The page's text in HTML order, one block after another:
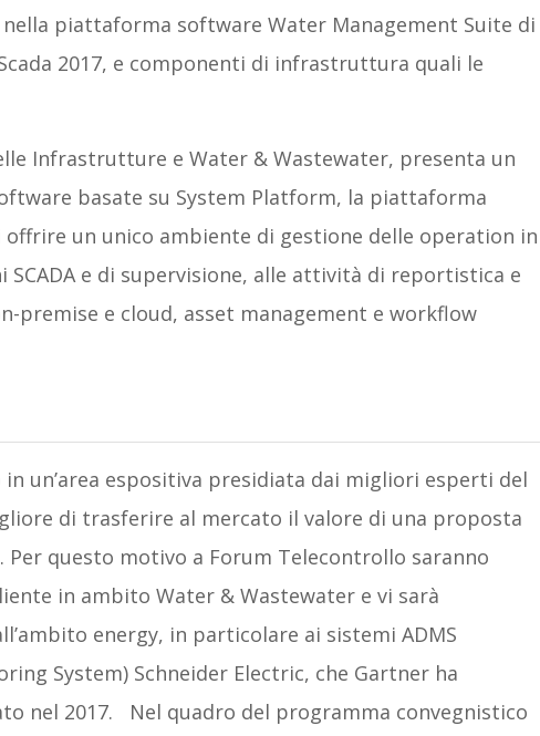
piattaforma software Water Management Suite di
2017, e componenti di infrastruttura quali le
Infrastrutture e Water & Wastewater, presenta un
basate su System Platform, la piattaforma
un unico ambiente di gestione delle operation in
SCADA e di supervisione, alle attività di reportistica e
premise e cloud, asset management e workflow
un’area espositiva presidiata dai migliori esperti del
di trasferire al mercato il valore di una proposta
Per questo motivo a Forum Telecontrollo saranno
in ambito Water & Wastewater e vi sarà
energy, in particolare ai sistemi ADMS
System) Schneider Electric, che Gartner ha
nel 2017. Nel quadro del programma convegnistico